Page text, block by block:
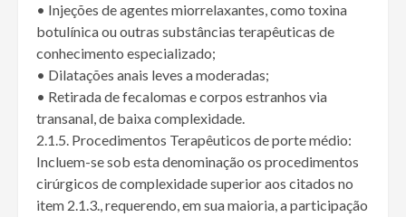
• Injeções de agentes miorrelaxantes, como toxina
botulínica ou outras substâncias terapêuticas de
conhecimento especializado;
• Dilatações anais leves a moderadas;
• Retirada de fecalomas e corpos estranhos via
transanal, de baixa complexidade.
2.1.5. Procedimentos Terapêuticos de porte médio:
Incluem-se sob esta denominação os procedimentos
cirúrgicos de complexidade superior aos citados no
item 2.1.3., requerendo, em sua maioria, a participação